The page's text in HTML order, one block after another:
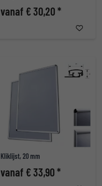
vanaf € 30,20 *
Kliklijst, 20 mm
vanaf € 33,90 *